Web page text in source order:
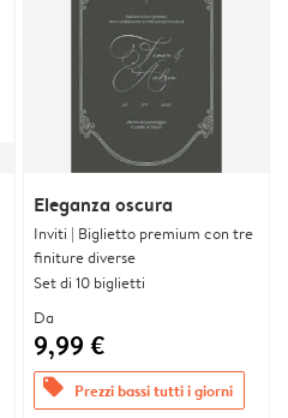
Eleganza oscura
Inviti | Biglietto premium con tre
finiture diverse
Set di 10 biglietti
Da
9,99 €
offers Prezzi bassi tutti i giorni